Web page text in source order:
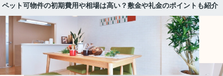
ペット可物件の初期費用や相場は高い？敷金や礼金のポイントも紹介